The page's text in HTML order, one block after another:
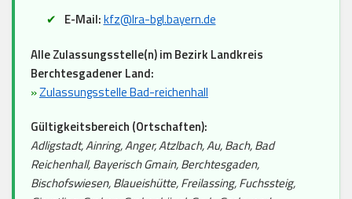
E-Mail:kfz@lra-bgl.bayern.de
Alle Zulassungsstelle(n) im Bezirk Landkreis
Berchtesgadener Land:
»Zulassungsstelle Bad-reichenhall
Gültigkeitsbereich (Ortschaften):
Adligstadt, Ainring, Anger, Atzlbach, Au, Bach, Bad
Reichenhall, Bayerisch Gmain, Berchtesgaden,
Bischofswiesen, Blaueishütte, Freilassing, Fuchssteig,